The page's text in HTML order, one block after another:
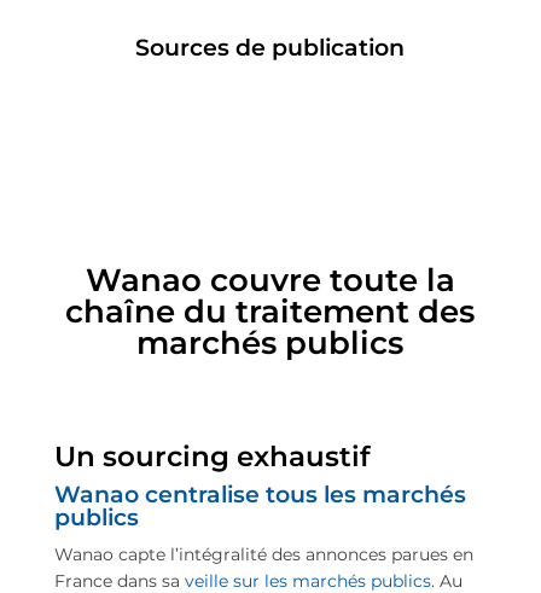
Sources de publication
Wanao couvre toute la
chaîne du traitement des
marchés publics
Un sourcing exhaustif
Wanao centralise tous les marchés
publics
Wanao capte l’intégralité des annonces parues en
France dans sa veille sur les marchés publics. Au